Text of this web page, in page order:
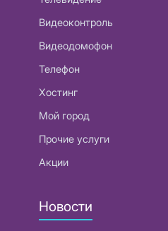
Видеоконтроль
Видеодомофон
Телефон
Хостинг
Мой город
Прочие услуги
Акции
Новости